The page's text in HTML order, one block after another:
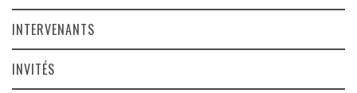
INTERVENANTS
INVITÉS